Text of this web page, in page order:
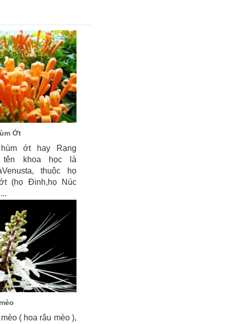
Ớt
ớt hay Rạng
tên khoa học là
thuộc họ
(họ Đinh,họ Núc
( hoa râu mèo ),